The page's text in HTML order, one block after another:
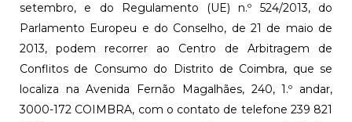
setembro, e do Regulamento (UE) n.º 524/2013, do
Parlamento Europeu e do Conselho, de 21 de maio de
2013, podem recorrer ao Centro de Arbitragem de
Conflitos de Consumo do Distrito de Coimbra, que se
localiza na Avenida Fernão Magalhães, 240, 1.º andar,
3000-172 COIMBRA, com o contato de telefone 239 821